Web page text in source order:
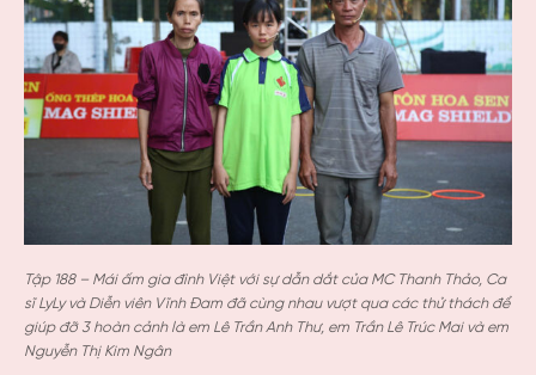
Tập 188 – Mái ấm gia đình Việt với sự dẫn dắt của MC Thanh Thảo, Ca
sĩ LyLy và Diễn viên Vĩnh Đam đã cùng nhau vượt qua các thử thách để
giúp đỡ 3 hoàn cảnh là em Lê Trần Anh Thư, em Trần Lê Trúc Mai và em
Nguyễn Thị Kim Ngân